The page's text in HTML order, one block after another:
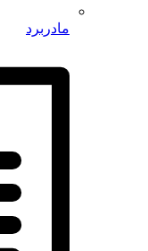
مادربرد